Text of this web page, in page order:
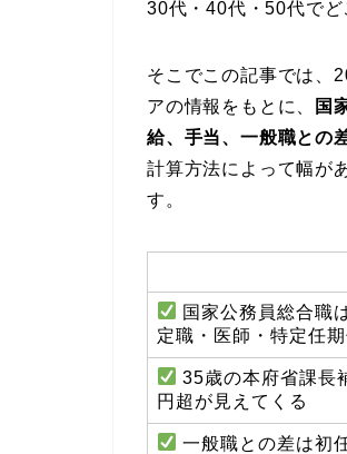
30代・40代・50代でど
そこでこの記事では、
アの情報をもとに、
国
給、手当、一般職との
計算方法によって幅が
す。
国家公務員総合職
定職・医師・特定任
35歳の本府省課長
円超が見えてくる
一般職との差は初